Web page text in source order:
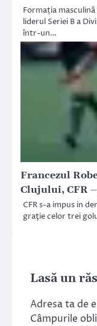
Formația
liderul Seriei B a
într-un…
Francezul
Clujului, CFR –
CFR s-a impus in
graţie celor trei
Lasă un
Adresa ta de
Câmpurile